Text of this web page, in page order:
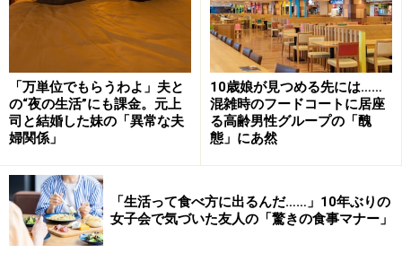
「万単位でもらうわよ」夫と
の“夜の生活”にも課金。元上
司と結婚した妹の「異常な夫
婦関係」
10歳娘が見つめる先には……
混雑時のフードコートに居座
る高齢男性グループの「醜
態」にあ然
「生活って食べ方に出るんだ……」10年ぶりの
女子会で気づいた友人の「驚きの食事マナー」